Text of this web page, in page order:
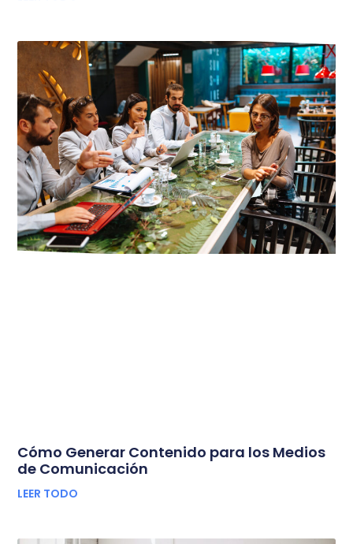
Cómo Generar Contenido para los Medios
de Comunicación
LEER TODO